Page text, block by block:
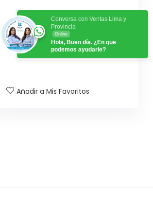
Conversa con Ventas Lima y
Provincia
Online
Hola, Buen día. ¿En que
podemos ayudarle?
Añadir a Mis Favoritos